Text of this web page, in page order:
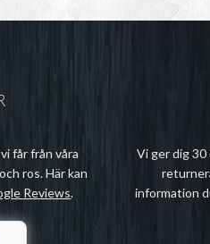
får från våra
ros. Här kan
Reviews.
Vi ger dig
information